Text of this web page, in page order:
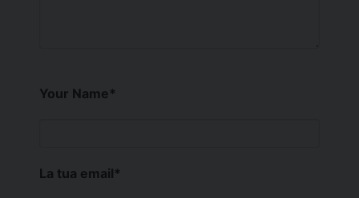
Your Name*
La tua email*